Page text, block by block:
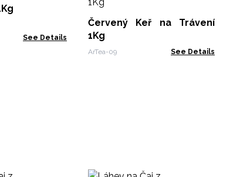
See Details
Červený Keř na Trávení
1Kg
ArTea-09 See Details